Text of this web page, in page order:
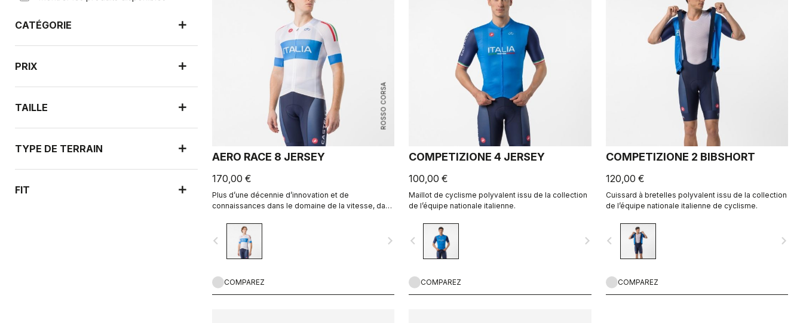
CATÉGORIE
PRIX
TAILLE
TYPE DE TERRAIN
FIT
ROSSO CORSA
AERO RACE 8 JERSEY
170,00 €
Plus d’une décennie d’innovation et de
connaissances dans le domaine de la vitesse, dans
navigate_before navigate_next
COMPAREZ
COMPETIZIONE 4 JERSEY
100,00 €
Maillot de cyclisme polyvalent issu de la collection
de l’équipe nationale italienne.
navigate_before navigate_next
COMPAREZ
COMPETIZIONE 2 BIBSHORT
120,00 €
Cuissard à bretelles polyvalent issu de la collection
de l’équipe nationale italienne de cyclisme.
navigate_before navigate_next
COMPAREZ